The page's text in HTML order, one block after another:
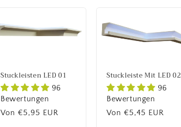
Stuckleisten LED 01
96
Bewertungen
Normaler
Von €5,95 EUR
Stuckleiste Mit LED 02
96
Bewertungen
Normaler
Von €5,45 EUR